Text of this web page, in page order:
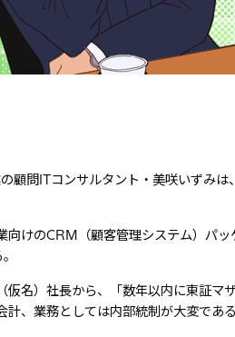
顧問ITコンサルタント・美咲いずみは
向けのCRM（顧客管理システム）パ
仮名）社長から、「数年以内に東証
、業務としては内部統制が大変である